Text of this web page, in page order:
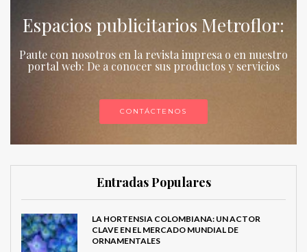
Espacios publicitarios Metroflor:
Paute con nosotros en la revista impresa o en nuestro
portal web: De a conocer sus productos y servicios
CONTÁCTENOS
Entradas Populares
LA HORTENSIA COLOMBIANA: UN ACTOR
CLAVE EN EL MERCADO MUNDIAL DE
ORNAMENTALES